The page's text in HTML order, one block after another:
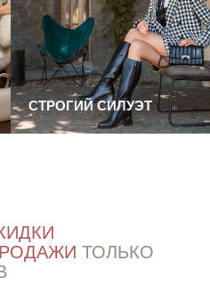
СТРОГИЙ СИЛУЭТ
ТОЛЬКО